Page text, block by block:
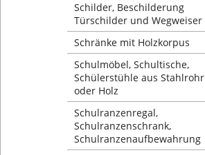
Schilder, Beschilderung
Türschilder und Wegweiser
Schränke mit Holzkorpus
Schulmöbel, Schultische,
Schülerstühle aus Stahlrohr
oder Holz
Schulranzenregal,
Schulranzenschrank,
Schulranzenaufbewahrung